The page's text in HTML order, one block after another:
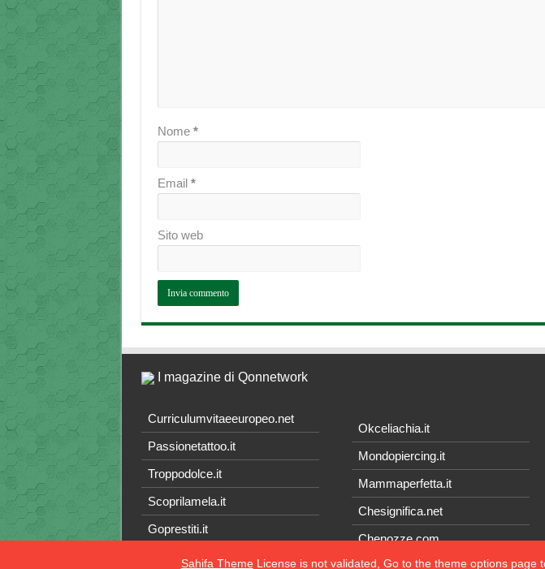
Nome *
Email *
Sito web
I magazine di Qonnetwork
Curriculumvitaeeuropeo.net
Passionetattoo.it
Troppodolce.it
Scoprilamela.it
Goprestiti.it
Okceliachia.it
Mondopiercing.it
Mammaperfetta.it
Chesignifica.net
Chenozze.com
Sahifa ThemeLicense is not validated, Go to the theme options page